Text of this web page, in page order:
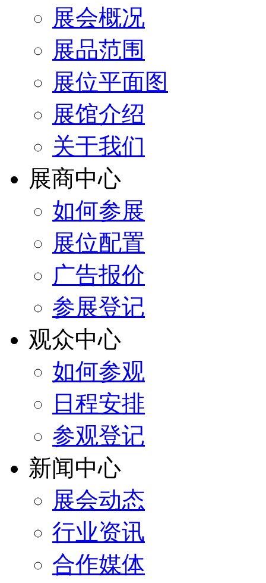
展会概况
展品范围
展位平面图
展馆介绍
关于我们
展商中心
如何参展
展位配置
广告报价
参展登记
观众中心
如何参观
日程安排
参观登记
新闻中心
展会动态
行业资讯
合作媒体